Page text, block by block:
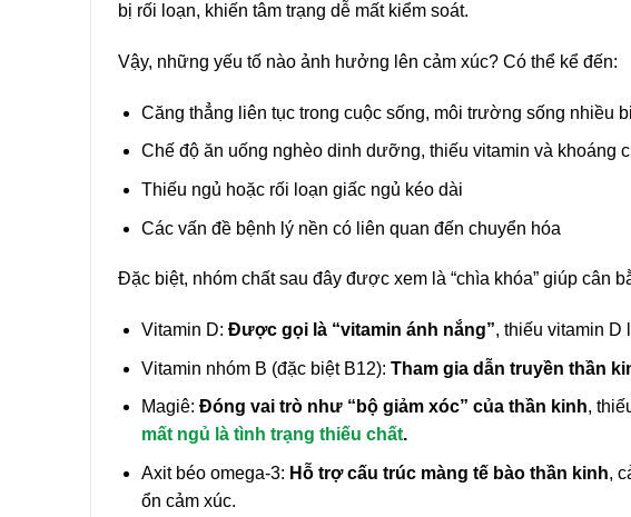
bị rối loạn, khiến tâm trạng dễ mất kiểm soát.
Vậy, những yếu tố nào ảnh hưởng lên cảm xúc? Có thể kể đến:
Căng thẳng liên tục trong cuộc sống, môi trường sống nhiều
Chế độ ăn uống nghèo dinh dưỡng, thiếu vitamin và khoáng
Thiếu ngủ hoặc rối loạn giấc ngủ kéo dài
Các vấn đề bệnh lý nền có liên quan đến chuyển hóa
Đặc biệt, nhóm chất sau đây được xem là “chìa khóa” giúp cân
Vitamin D: Được gọi là “vitamin ánh nắng”, thiếu vitamin D
Vitamin nhóm B (đặc biệt B12): Tham gia dẫn truyền thần
Magiê: Đóng vai trò như “bộ giảm xóc” của thần kinh,
mất ngủ là tình trạng thiếu chất.
Axit béo omega-3: Hỗ trợ cấu trúc màng tế bào thần kinh,
ổn cảm xúc.